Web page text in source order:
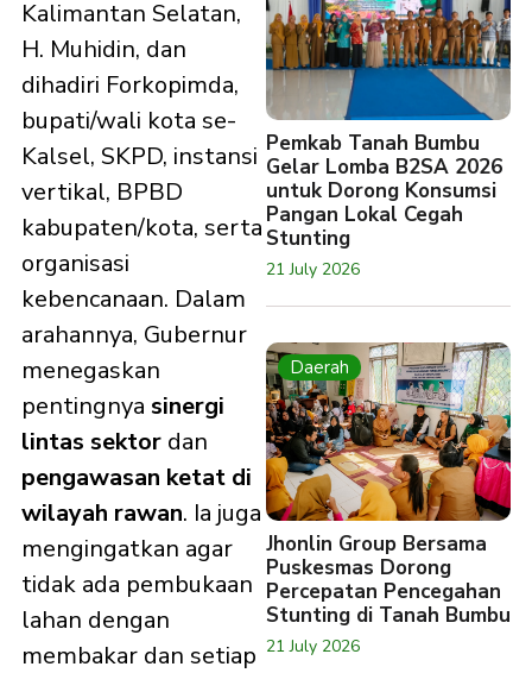
Kalimantan Selatan,
H. Muhidin, dan
dihadiri Forkopimda,
bupati/wali kota se-
Kalsel, SKPD, instansi
vertikal, BPBD
kabupaten/kota, serta
organisasi
kebencanaan. Dalam
arahannya, Gubernur
menegaskan
pentingnya sinergi
lintas sektor dan
pengawasan ketat di
wilayah rawan. Ia juga
mengingatkan agar
tidak ada pembukaan
lahan dengan
membakar dan setiap
Pemkab Tanah Bumbu
Gelar Lomba B2SA 2026
untuk Dorong Konsumsi
Pangan Lokal Cegah
Stunting
21 July 2026
Daerah
Jhonlin Group Bersama
Puskesmas Dorong
Percepatan Pencegahan
Stunting di Tanah Bumbu
21 July 2026